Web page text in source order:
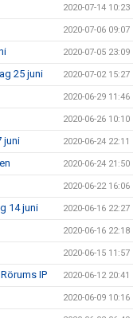
2020-07-14 10:23
2020-07-06 09:07
2020-07-05 23:09
25 juni 2020-07-02 15:27
2020-06-29 11:46
2020-06-26 10:10
juni 2020-06-24 22:11
2020-06-24 21:50
2020-06-22 16:06
14 juni 2020-06-16 22:27
2020-06-16 22:18
2020-06-15 11:57
IP 2020-06-12 20:41
2020-06-09 10:16